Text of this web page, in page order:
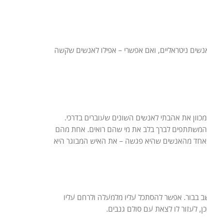
ניטראליים, ואם אפשרי – אפילו לאנשים שקשה
את אהבתי לאנשים השונים שעוברים בדרכי.
המשתתפים לברך בלב את מי שהם רואים. אחת מהם
אחד מהאנשים שהיא פגשה – את האיש המבוגר היא
בבור. אפשר להסתכל עליו מלמעלה ולרחם עליו
לעזור לו לצאת עם סולם גנבים.